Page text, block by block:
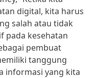
digital, kita harus
salah atau tidak
pada kesehatan
pembuat
tanggung
informasi yang kita